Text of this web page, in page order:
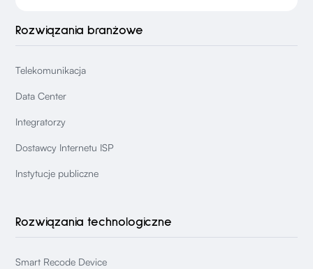
Rozwiązania branżowe
Telekomunikacja
Data Center
Integratorzy
Dostawcy Internetu ISP
Instytucje publiczne
Rozwiązania technologiczne
Smart Recode Device